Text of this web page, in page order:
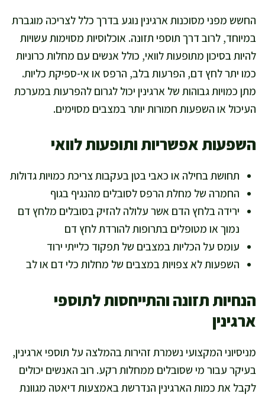
החשש מפני מסוכנות ארגינין נוגע בדרך כלל לצריכה מוגברת
במיוחד, לרוב דרך תוספי תזונה. אוכלוסיות מסוימות עשויות
להיות בסיכון מתופעות לוואי, כולל אנשים עם מחלות כרוניות
כמו יתר לחץ דם, הפרעות בלב, הרפס או אי-ספיקת כליות.
מתן כמויות גבוהות של ארגינין יכול לגרום להפרעות במערכת
העיכול או השפעות חמורות יותר במצבים מסוימים.
השפעות אפשריות ותופעות לוואי
תחושת בחילה או כאבי בטן בעקבות צריכת כמויות גדולות
החמרה של מחלת הרפס לסובלים מהנגיף בגוף
ירידה בלחץ הדם אשר עלולה להזיק בסובלים מלחץ דם
נמוך או מטופלים בתרופות להורדת לחץ דם
עומס על הכליות במצבים של תפקוד כלייתי ירוד
השפעות לא צפויות במצבים של מחלות כלי דם או לב
הנחיות תזונה והתייחסות לתוספי
ארגינין
מניסיוני המקצועי נשמרת זהירות בהמלצה על תוספי ארגינין,
בעיקר עבור מי שסובלים ממחלות רקע. רוב האנשים יכולים
לקבל את כמות הארגינין הנדרשת באמצעות דיאטה מגוונת